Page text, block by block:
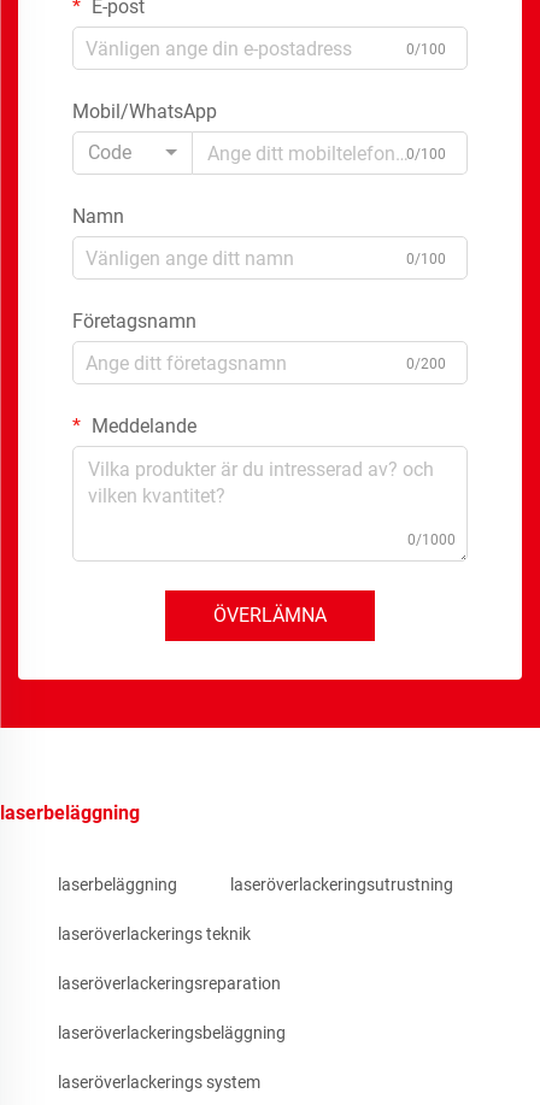
E-post
0/100
Mobil/WhatsApp
Code
0/100
Namn
0/100
Företagsnamn
0/200
Meddelande
0/1000
ÖVERLÄMNA
laserbeläggning
laserbeläggning laseröverlackeringsutrustning
laseröverlackerings teknik
laseröverlackeringsreparation
laseröverlackeringsbeläggning
laseröverlackerings system